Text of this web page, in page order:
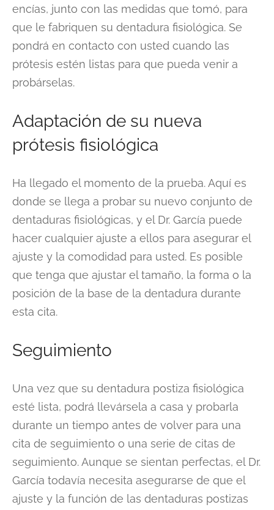
encías, junto con las medidas que tomó, para
que le fabriquen su dentadura fisiológica. Se
pondrá en contacto con usted cuando las
prótesis estén listas para que pueda venir a
probárselas.
Adaptación de su nueva
prótesis fisiológica
Ha llegado el momento de la prueba. Aquí es
donde se llega a probar su nuevo conjunto de
dentaduras fisiológicas, y el Dr. García puede
hacer cualquier ajuste a ellos para asegurar el
ajuste y la comodidad para usted. Es posible
que tenga que ajustar el tamaño, la forma o la
posición de la base de la dentadura durante
esta cita.
Seguimiento
Una vez que su dentadura postiza fisiológica
esté lista, podrá llevársela a casa y probarla
durante un tiempo antes de volver para una
cita de seguimiento o una serie de citas de
seguimiento. Aunque se sientan perfectas, el Dr.
García todavía necesita asegurarse de que el
ajuste y la función de las dentaduras postizas